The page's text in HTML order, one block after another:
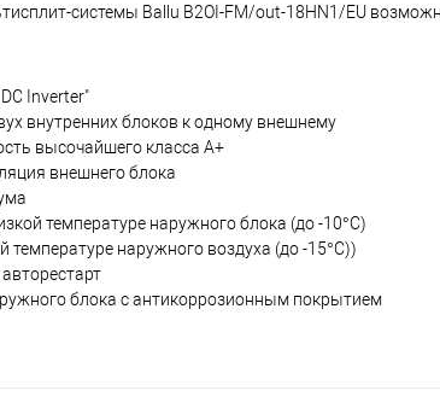
системы Ballu B2OI-FM/out-18HN1/EU
Inverter"
внутренних блоков к одному внешнему
высочайшего класса А+
внешнего блока
температуре наружного блока (до -10°C)
температуре наружного воздуха (до -15°C))
блока с антикоррозионным покрытием